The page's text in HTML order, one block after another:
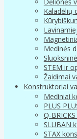
Kaladėlių
Medinės
STEM ir
Žaidimai
Konstruktoriai
Mediniai
PLUS
Q-
SLUBAN
STAX